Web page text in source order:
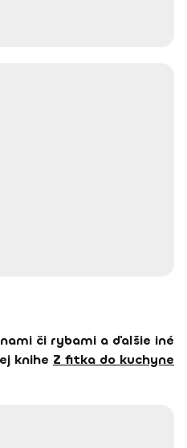
či rybami a ďalšie iné
knihe Z fitka do kuchyne